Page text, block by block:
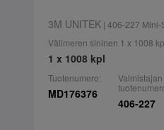
3M UNITEK| 406-227 Mini-
Välimeren sininen 1 x 1008
1 x 1008 kpl
Tuotenumero:
MD176376
Valmistajan
406-227